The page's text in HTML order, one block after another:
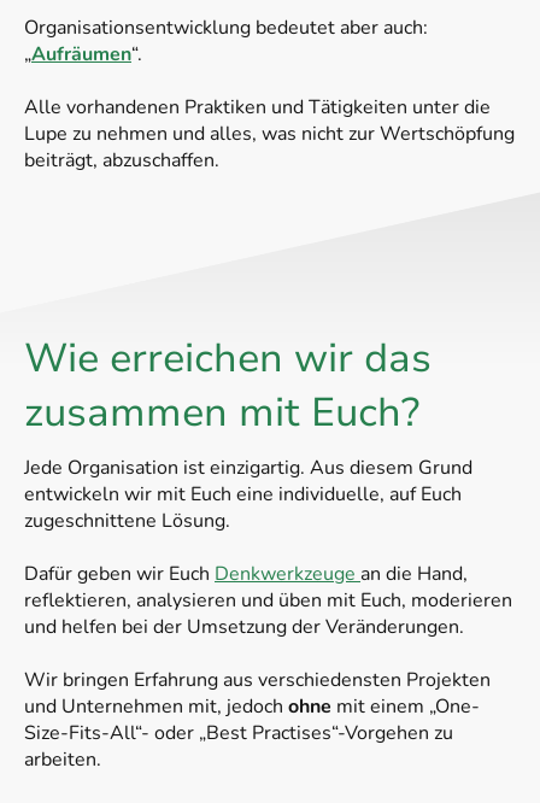
Organisationsentwicklung bedeutet aber auch:
„Aufräumen“.
Alle vorhandenen Praktiken und Tätigkeiten unter die
Lupe zu nehmen und alles, was nicht zur Wertschöpfung
beiträgt, abzuschaffen.
Wie erreichen wir das
zusammen mit Euch?
Jede Organisation ist einzigartig. Aus diesem Grund
entwickeln wir mit Euch eine individuelle, auf Euch
zugeschnittene Lösung.
Dafür geben wir Euch Denkwerkzeuge an die Hand,
reflektieren, analysieren und üben mit Euch, moderieren
und helfen bei der Umsetzung der Veränderungen.
Wir bringen Erfahrung aus verschiedensten Projekten
und Unternehmen mit, jedoch ohne mit einem „One-
Size-Fits-All“- oder „Best Practises“-Vorgehen zu
arbeiten.